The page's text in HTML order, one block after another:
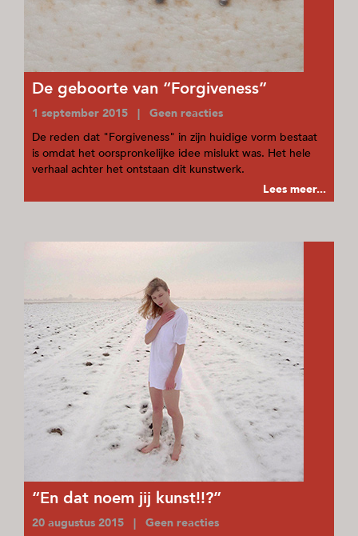
De geboorte van “Forgiveness”
1 september 2015 | Geen reacties
De reden dat "Forgiveness" in zijn huidige vorm bestaat
is omdat het oorspronkelijke idee mislukt was. Het hele
verhaal achter het ontstaan dit kunstwerk.
Lees meer...
“En dat noem jij kunst!!?”
20 augustus 2015 | Geen reacties